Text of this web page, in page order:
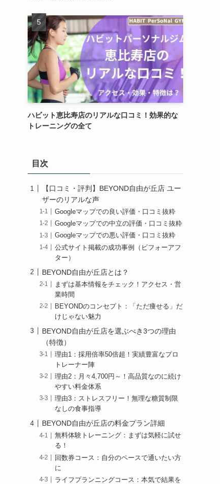
ハビット恵比寿店のリアルな口コミ！効果的な
トレーニングの全て
目次
【口コミ・評判】BEYOND自由が丘店 ユー
ザーのリアルな声
Googleマップでの良い評価・口コミ抜粋
Googleマップでの中立の評価・口コミ抜粋
Googleマップでの悪い評価・口コミ抜粋
公式サイト掲載の成功事例（ビフォーアフ
ター）
BEYOND自由が丘店とは？
まずは基本情報をチェック！アクセス・営
業時間
BEYONDのコンセプト：「ただ痩せる」だ
けじゃない魅力
BEYOND自由が丘店を選ぶべき3つの理由
（特徴）
理由1：採用倍率50倍超！実績豊富なプロ
トレーナー陣
理由2：月々4,700円～！高品質なのに続け
やすい料金体系
理由3：ストレスフリー！無理な糖質制限
なしの食事指導
BEYOND自由が丘店の料金プラン詳細
無料体験トレーニング：まずは気軽に試せ
る！
回数券コース：自分のペースで通いたい方
に
ライフプランニングコース：本気で結果を